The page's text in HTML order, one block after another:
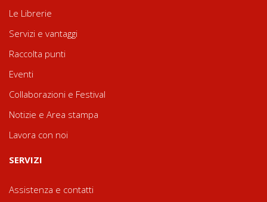
Le Librerie
Servizi e vantaggi
Raccolta punti
Eventi
Collaborazioni e Festival
Notizie e Area stampa
Lavora con noi
SERVIZI
Assistenza e contatti